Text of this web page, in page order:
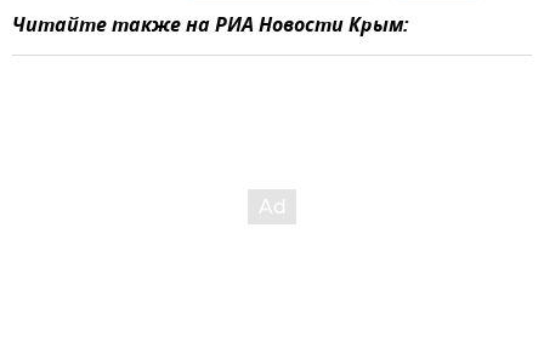
Читайте также на РИА Новости Крым: